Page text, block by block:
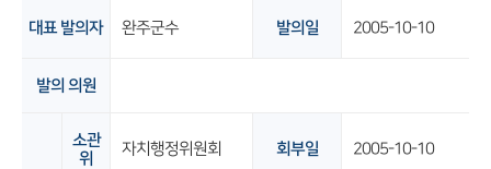
대표 발의자 완주군수 발의일 2005-10-10
발의 의원
소관
위
자치행정위원회 회부일 2005-10-10